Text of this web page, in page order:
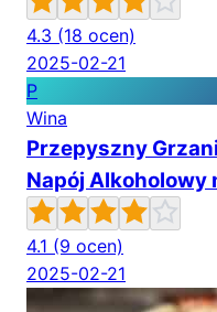
4.3 (18 ocen)
2025-02-21
P
Wina
Przepyszny
Napój Alkoholowy
4.1 (9 ocen)
2025-02-21